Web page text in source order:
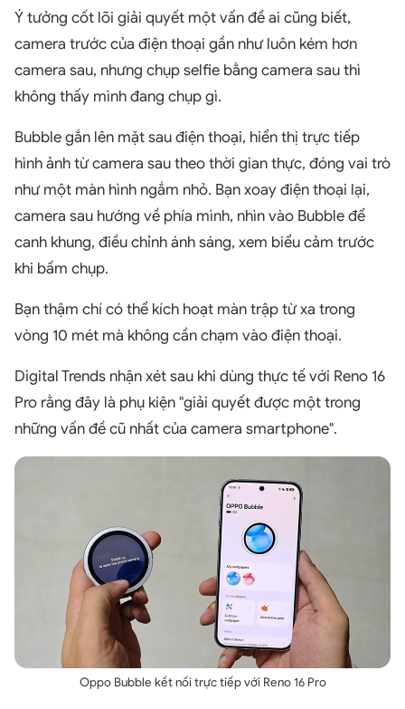
Ý tưởng cốt lõi giải quyết một vấn đề ai cũng biết,
camera trước của điện thoại gần như luôn kém hơn
camera sau, nhưng chụp selfie bằng camera sau thì
không thấy mình đang chụp gì.
Bubble gắn lên mặt sau điện thoại, hiển thị trực tiếp
hình ảnh từ camera sau theo thời gian thực, đóng vai trò
như một màn hình ngắm nhỏ. Bạn xoay điện thoại lại,
camera sau hướng về phía mình, nhìn vào Bubble để
canh khung, điều chỉnh ánh sáng, xem biểu cảm trước
khi bấm chụp.
Bạn thậm chí có thể kích hoạt màn trập từ xa trong
vòng 10 mét mà không cần chạm vào điện thoại.
Digital Trends nhận xét sau khi dùng thực tế với Reno 16
Pro rằng đây là phụ kiện "giải quyết được một trong
những vấn đề cũ nhất của camera smartphone".
Oppo Bubble kết nối trực tiếp với Reno 16 Pro